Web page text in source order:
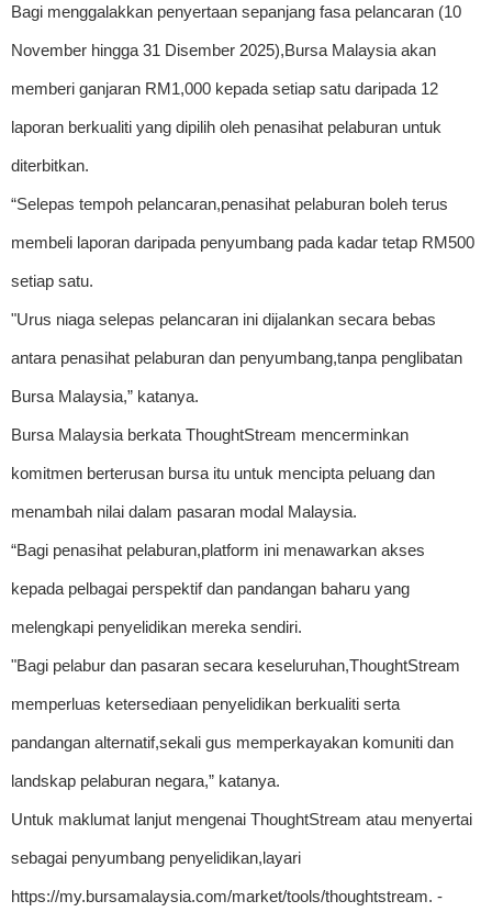
Bagi menggalakkan penyertaan sepanjang fasa pelancaran (10
November hingga 31 Disember 2025),Bursa Malaysia akan
memberi ganjaran RM1,000 kepada setiap satu daripada 12
laporan berkualiti yang dipilih oleh penasihat pelaburan untuk
diterbitkan.
“Selepas tempoh pelancaran,penasihat pelaburan boleh terus
membeli laporan daripada penyumbang pada kadar tetap RM500
setiap satu.
"Urus niaga selepas pelancaran ini dijalankan secara bebas
antara penasihat pelaburan dan penyumbang,tanpa penglibatan
Bursa Malaysia,” katanya.
Bursa Malaysia berkata ThoughtStream mencerminkan
komitmen berterusan bursa itu untuk mencipta peluang dan
menambah nilai dalam pasaran modal Malaysia.
“Bagi penasihat pelaburan,platform ini menawarkan akses
kepada pelbagai perspektif dan pandangan baharu yang
melengkapi penyelidikan mereka sendiri.
"Bagi pelabur dan pasaran secara keseluruhan,ThoughtStream
memperluas ketersediaan penyelidikan berkualiti serta
pandangan alternatif,sekali gus memperkayakan komuniti dan
landskap pelaburan negara,” katanya.
Untuk maklumat lanjut mengenai ThoughtStream atau menyertai
sebagai penyumbang penyelidikan,layari
https://my.bursamalaysia.com/market/tools/thoughtstream. -